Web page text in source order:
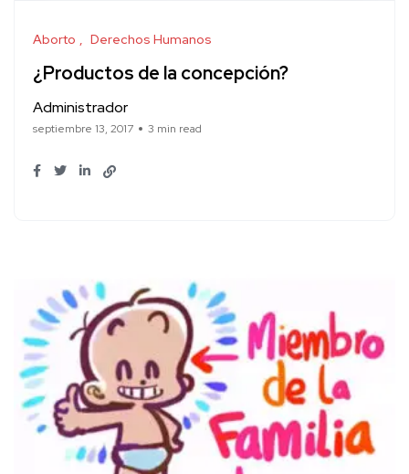
Aborto Derechos Humanos
¿Productos de la concepción?
Administrador
septiembre 13, 2017 3 min read